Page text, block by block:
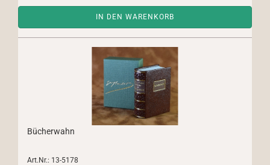
IN DEN WARENKORB
Bücherwahn
Art.Nr.: 13-5178